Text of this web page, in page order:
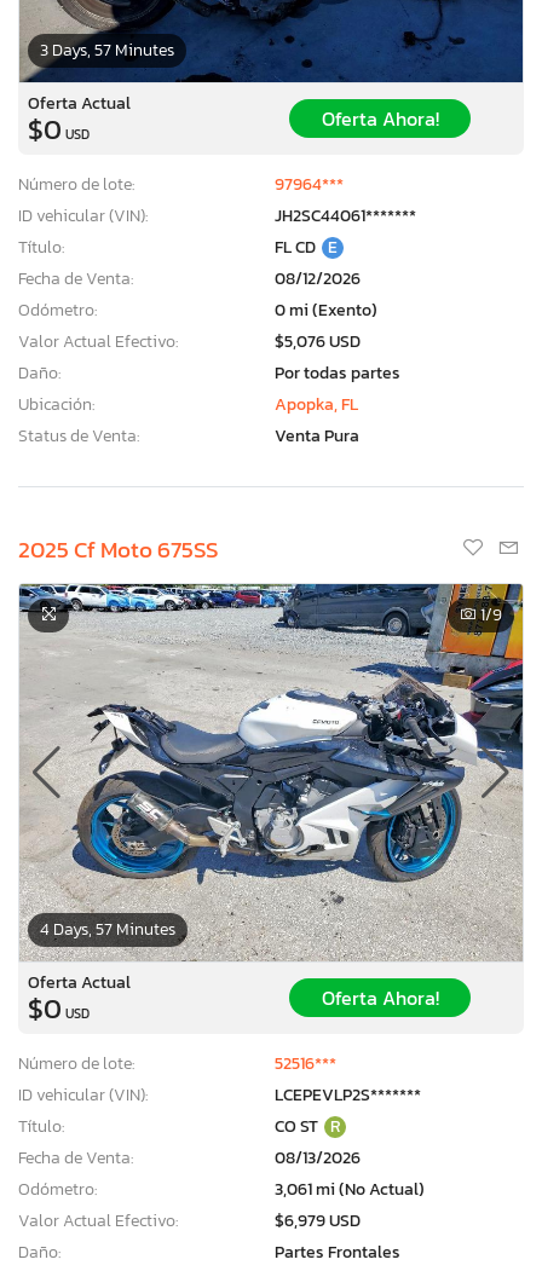
3 Days, 57 Minutes
Oferta Actual
$0 USD
Oferta Ahora!
Número de lote:
97964***
ID vehicular (VIN):
JH2SC44061*******
Título:
FL CD E
Fecha de Venta:
08/12/2026
Odómetro:
0 mi (Exento)
Valor Actual Efectivo:
$5,076 USD
Daño:
Por todas partes
Ubicación:
Apopka, FL
Status de Venta:
Venta Pura
2025 Cf Moto 675SS
4 Days, 57 Minutes
1/9
Oferta Actual
$0 USD
Oferta Ahora!
Número de lote:
52516***
ID vehicular (VIN):
LCEPEVLP2S*******
Título:
CO ST R
Fecha de Venta:
08/13/2026
Odómetro:
3,061 mi (No Actual)
Valor Actual Efectivo:
$6,979 USD
Daño:
Partes Frontales